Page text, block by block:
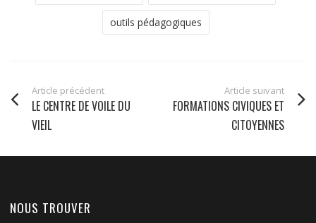
outils pédagogiques
Article précédent
LE CENTRE DE VOILE DU
VIEIL
Article suivant
FORMATIONS CIVIQUES ET
CITOYENNES
NOUS TROUVER